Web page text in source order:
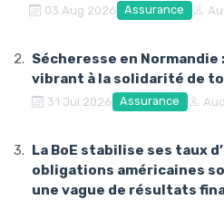
03 Aug 2026 Assurance
Sécheresse en Normandie
vibrant à la solidarité de
31 Jul 2026 Assurance
La BoE stabilise ses taux
obligations américaines
une vague de résultats